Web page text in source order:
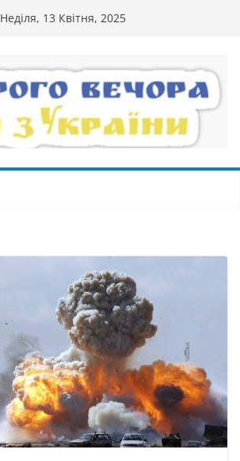
Неділя, 13 Квітня, 2025